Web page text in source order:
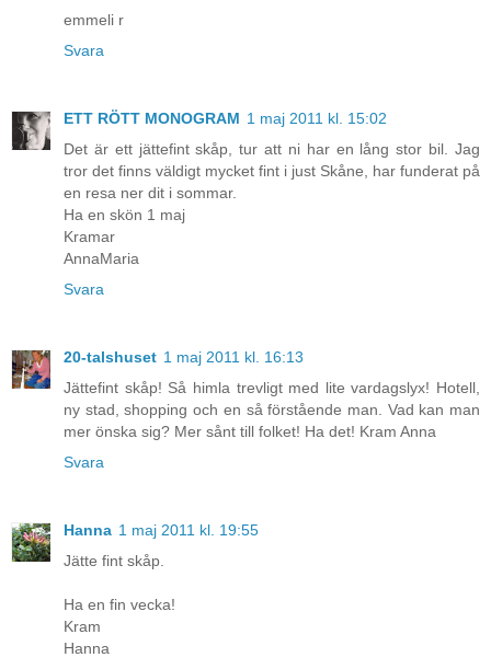
emmeli r
Svara
ETT RÖTT MONOGRAM 1 maj 2011 kl. 15:02
Det är ett jättefint skåp, tur att ni har en lång stor bil. Jag
tror det finns väldigt mycket fint i just Skåne, har funderat på
en resa ner dit i sommar.
Ha en skön 1 maj
Kramar
AnnaMaria
Svara
20-talshuset 1 maj 2011 kl. 16:13
Jättefint skåp! Så himla trevligt med lite vardagslyx! Hotell,
ny stad, shopping och en så förstående man. Vad kan man
mer önska sig? Mer sånt till folket! Ha det! Kram Anna
Svara
Hanna 1 maj 2011 kl. 19:55
Jätte fint skåp.
Ha en fin vecka!
Kram
Hanna